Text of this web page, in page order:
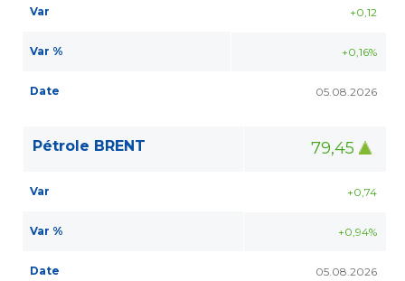
Var +0,12
Var % +0,16%
Date 05.08.2026
Pétrole BRENT 79,45
Var +0,74
Var % +0,94%
Date 05.08.2026